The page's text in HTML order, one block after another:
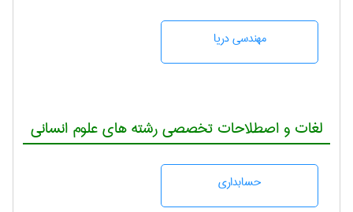
مهندسی دریا
لغات و اصطلاحات تخصصی رشته های علوم انسانی
حسابداری